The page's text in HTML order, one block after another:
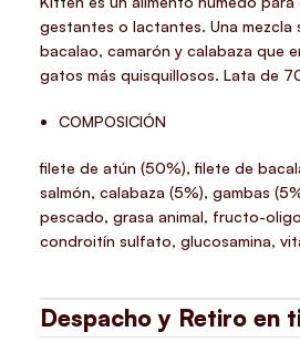
gestantes o lactantes. Una mezcla
bacalao, camarón y calabaza que
gatos más quisquillosos. Lata de
COMPOSICIÓN
filete de atún (50%), filete de
salmón, calabaza (5%), gambas
pescado, grasa animal, fructo-
condroitín sulfato, glucosamina,
Despacho y Retiro en